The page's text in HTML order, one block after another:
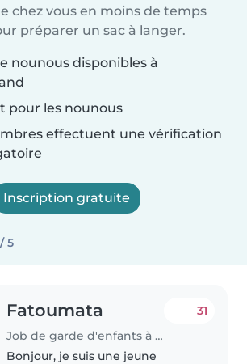
chez vous en moins de temps
préparer un sac à langer.
nounous disponibles à
pour les nounous
effectuent une vérification
Inscription gratuite
5
Fatoumata
Job de garde d'enfants à Clermont-Ferrand
31
Bonjour, je suis une jeune